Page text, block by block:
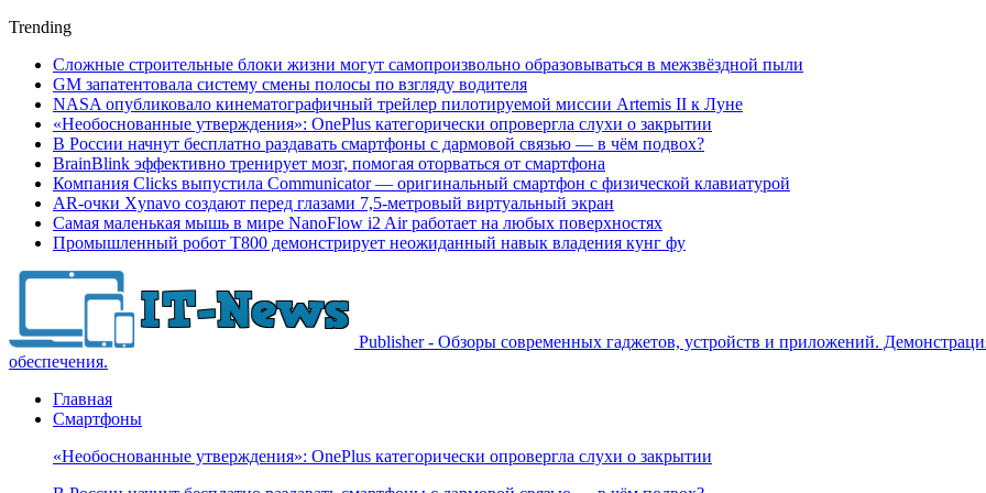
Trending
Сложные строительные блоки жизни могут самопроизвольно образовываться в межзвёздной пыли
GM запатентовала систему смены полосы по взгляду водителя
NASA опубликовало кинематографичный трейлер пилотируемой миссии Artemis II к Луне
«Необоснованные утверждения»: OnePlus категорически опровергла слухи о закрытии
В России начнут бесплатно раздавать смартфоны с дармовой связью — в чём подвох?
BrainBlink эффективно тренирует мозг, помогая оторваться от смартфона
Компания Clicks выпустила Communicator — оригинальный смартфон с физической клавиатурой
AR-очки Xynavo создают перед глазами 7,5-метровый виртуальный экран
Самая маленькая мышь в мире NanoFlow i2 Air работает на любых поверхностях
Промышленный робот Т800 демонстрирует неожиданный навык владения кунг фу
Publisher - Обзоры современных гаджетов, устройств и приложений.
обеспечения.
Главная
Смартфоны
«Необоснованные утверждения»: OnePlus категорически опровергла слухи о закрытии